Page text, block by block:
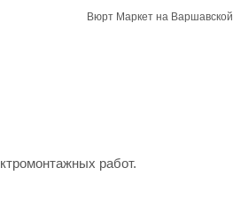
Вюрт Маркет на Варшавской
работ.